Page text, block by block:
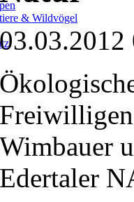
& Wildvögel
03.03.2012
Wimbauer
Edertaler